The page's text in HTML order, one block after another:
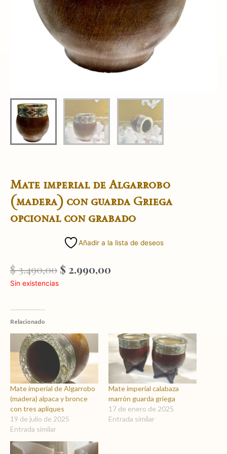
Mate imperial de Algarrobo
(madera) con guarda Griega
opcional con grabado
Añadir a la lista de deseos
$3.490,00 El
precio
$ 2.990,00
Sin existencias
Relacionado
Mate imperial de Algarrobo
(madera) alpaca y bronce
con tres apliques
19 de julio de 2025
Entrada similar
Mate imperial calabaza
marrón guarda griega
17 de enero de 2025
Entrada similar